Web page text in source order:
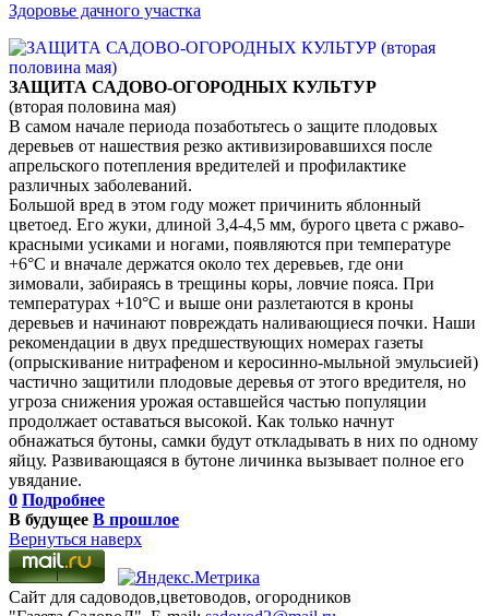
Здоровье дачного участка
ЗАЩИТА САДОВО-ОГОРОДНЫХ КУЛЬТУР
(вторая половина мая)
В самом начале периода позаботьтесь о защите плодовых
деревьев от нашествия резко активизировавшихся после
апрельского потепления вредителей и профилактике
различных заболеваний.
Большой вред в этом году может причинить яблонный
цветоед. Его жуки, длиной 3,4-4,5 мм, бурого цвета с ржаво-
красными усиками и ногами, появляются при температуре
+6°С и вначале держатся около тех деревьев, где они
зимовали, забираясь в трещины коры, ловчие пояса. При
температурах +10°С и выше они разлетаются в кроны
деревьев и начинают повреждать наливающиеся почки. Наши
рекомендации в двух предшествующих номерах газеты
(опрыскивание нитрафеном и керосинно-мыльной эмульсией)
частично защитили плодовые деревья от этого вредителя, но
угроза снижения урожая оставшейся частью популяции
продолжает оставаться высокой. Как только начнут
обнажаться бутоны, самки будут откладывать в них по одному
яйцу. Развивающаяся в бутоне личинка вызывает полное его
увядание.
0 Подробнее
В будущее В прошлое
Вернуться наверх
Сайт для садоводов,цветоводов, огородников